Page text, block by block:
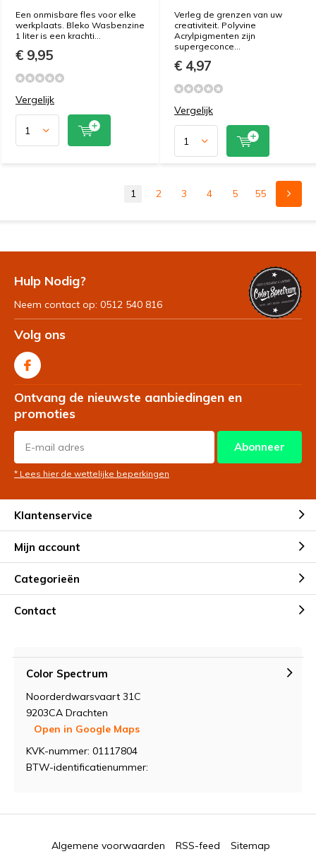
Een onmisbare fles voor elke
werkplaats. Bleko Wasbenzine
1 liter is een krachti...
€ 9,95
Vergelijk
Verleg de grenzen van uw
creativiteit. Polyvine
Acrylpigmenten zijn
supergeconce...
€ 4,97
Vergelijk
1 2 3 4 5 55
Hulp Nodig?
Neem contact op: 0512 540 816
Volg ons
Ontvang de nieuwste aanbiedingen en
promoties
Abonneer
* Lees hier de wettelijke beperkingen
Klantenservice
Mijn account
Categorieën
Contact
Color Spectrum
Noorderdwarsvaart 31C
9203CA Drachten
Open in Google Maps
KVK-nummer: 01117804
BTW-identificatienummer:
Algemene voorwaarden RSS-feed Sitemap